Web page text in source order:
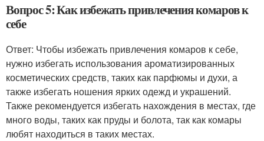
Вопрос 5: Как избежать привлечения комаров к
себе
Ответ: Чтобы избежать привлечения комаров к себе,
нужно избегать использования ароматизированных
косметических средств, таких как парфюмы и духи, а
также избегать ношения ярких одежд и украшений.
Также рекомендуется избегать нахождения в местах, где
много воды, таких как пруды и болота, так как комары
любят находиться в таких местах.